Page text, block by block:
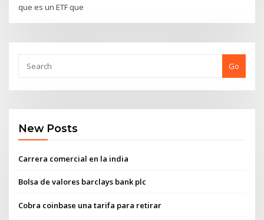
que es un ETF que
Go
New Posts
Carrera comercial en la india
Bolsa de valores barclays bank plc
Cobra coinbase una tarifa para retirar